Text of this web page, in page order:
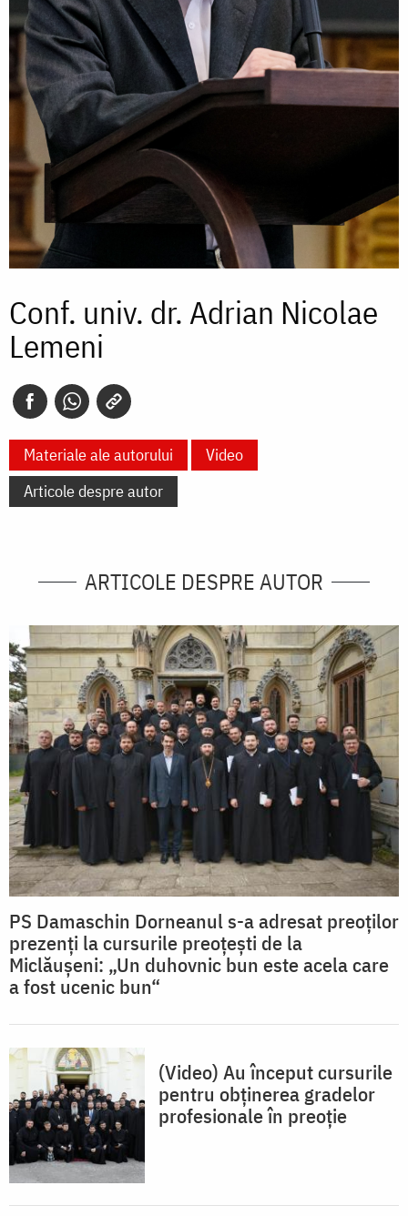
Conf. univ. dr. Adrian Nicolae
Lemeni
Materiale ale autorului
Video
Articole despre autor
ARTICOLE DESPRE AUTOR
PS Damaschin Dorneanul s-a adresat preoţilor
prezenţi la cursurile preoţeşti de la
Miclăuşeni: „Un duhovnic bun este acela care
a fost ucenic bun“
(Video) Au început cursurile
pentru obținerea gradelor
profesionale în preoție